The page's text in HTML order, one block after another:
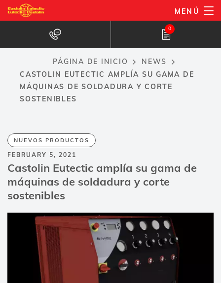
Pasar
al
principal
MENÚ
0
Breadcrumb
PÁGINA DE INICIO
NEWS
CASTOLIN EUTECTIC AMPLÍA SU GAMA DE
MÁQUINAS DE SOLDADURA Y CORTE
SOSTENIBLES
NUEVOS PRODUCTOS
FEBRUARY 5, 2021
Castolin Eutectic amplía su gama de
máquinas de soldadura y corte
sostenibles